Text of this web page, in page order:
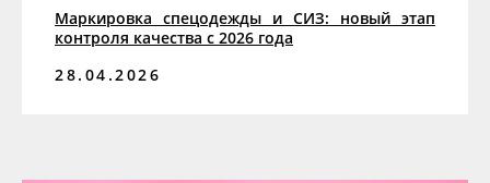
Маркировка спецодежды и СИЗ: новый этап
контроля качества с 2026 года
28.04.2026